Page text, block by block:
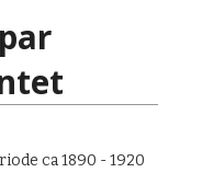
ca 1890 - 1920